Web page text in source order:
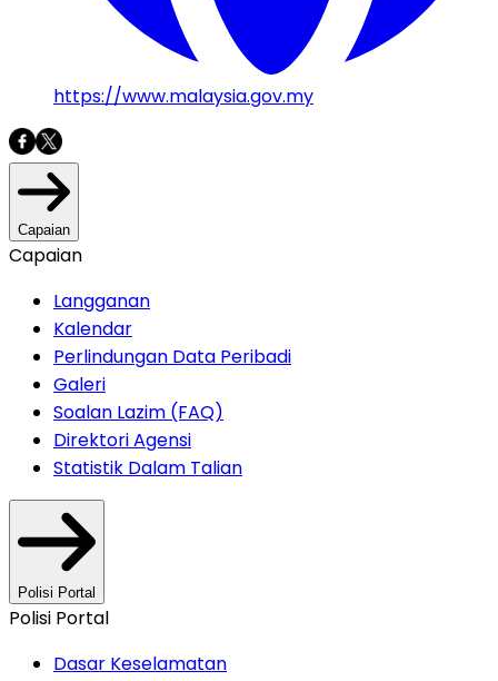
https://www.malaysia.gov.my
Capaian
Capaian
Langganan
Kalendar
Perlindungan Data Peribadi
Galeri
Soalan Lazim (FAQ)
Direktori Agensi
Statistik Dalam Talian
Polisi Portal
Polisi Portal
Dasar Keselamatan